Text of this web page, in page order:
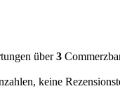
über3
keine